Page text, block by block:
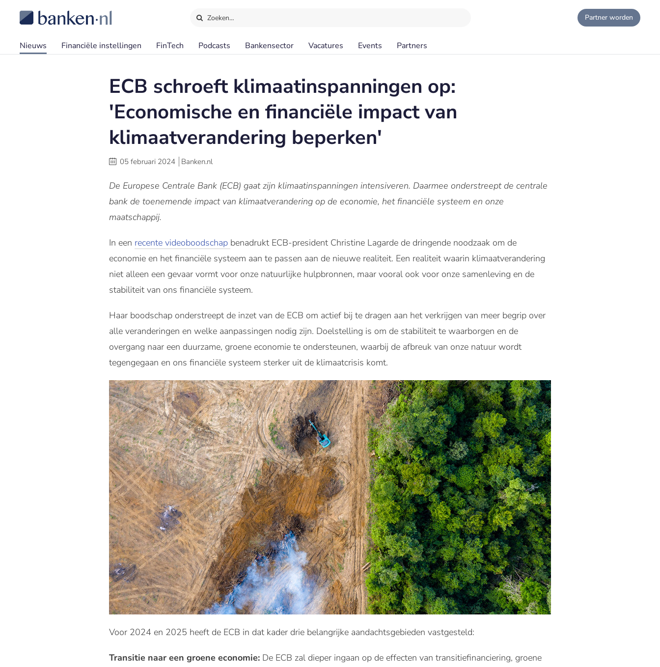
Zoeken… Partner worden
Nieuws Financiële instellingen FinTech Podcasts Bankensector Vacatures Events Partners
ECB schroeft klimaatinspanningen op:
'Economische en financiële impact van
klimaatverandering beperken'
05 februari 2024 Banken.nl
De Europese Centrale Bank (ECB) gaat zijn klimaatinspanningen intensiveren. Daarmee onderstreept de centrale
bank de toenemende impact van klimaatverandering op de economie, het financiële systeem en onze
maatschappij.
In een recente videoboodschap benadrukt ECB-president Christine Lagarde de dringende noodzaak om de
economie en het financiële systeem aan te passen aan de nieuwe realiteit. Een realiteit waarin klimaatverandering
niet alleen een gevaar vormt voor onze natuurlijke hulpbronnen, maar vooral ook voor onze samenleving en de
stabiliteit van ons financiële systeem.
Haar boodschap onderstreept de inzet van de ECB om actief bij te dragen aan het verkrijgen van meer begrip over
alle veranderingen en welke aanpassingen nodig zijn. Doelstelling is om de stabiliteit te waarborgen en de
overgang naar een duurzame, groene economie te ondersteunen, waarbij de afbreuk van onze natuur wordt
tegengegaan en ons financiële systeem sterker uit de klimaatcrisis komt.
Voor 2024 en 2025 heeft de ECB in dat kader drie belangrijke aandachtsgebieden vastgesteld:
Transitie naar een groene economie: De ECB zal dieper ingaan op de effecten van transitiefinanciering, groene